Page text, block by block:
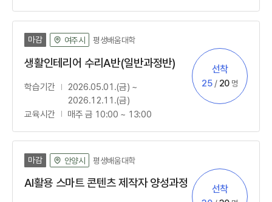
마감 여주시 평생배움대학
생활인테리어 수리A반(일반과정반)
학습기간
2026.05.01.(금) ~
2026.12.11.(금)
교육시간
매주 금 10:00 ~ 13:00
모집방법
선착
신청
25 / 정원
20 명
마감 안양시 평생배움대학
AI활용 스마트 콘텐츠 제작자 양성과정 선착